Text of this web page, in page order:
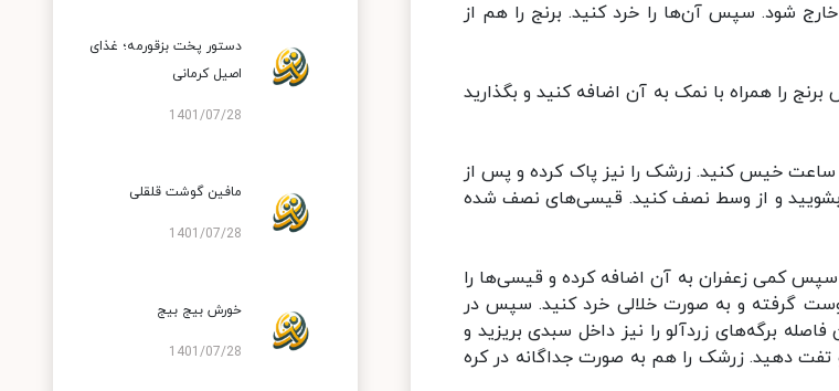
شود. سپس آن‌ها را خرد کنید. برنج را هم از
را همراه با نمک به آن اضافه کنید و بگذارید
برگه‌های زردآلو را بشویید و در کاسه مناسبی حاوی مقداری آب حدود ۲ ساعت خیس کنید. زرشک را نیز پاک کرده و پس از
بشویید و از وسط نصف کنید. قیسی‌های نصف شده
سپس کمی زعفران به آن اضافه کرده و قیسی‌ها را
گرفته و به صورت خلالی خرد کنید. سپس در
برگه‌های زردآلو را نیز داخل سبدی بریزید و
تفت دهید. زرشک را هم به صورت جداگانه در کره
دستور پخت بزقورمه؛ غذای
اصیل کرمانی
1401/07/28
مافین گوشت قلقلی
1401/07/28
خورش بیج بیج
1401/07/28